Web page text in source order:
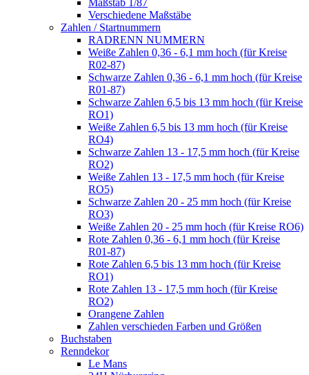
Maßstab 1/87
Verschiedene Maßstäbe
Zahlen / Startnummern
RADRENN NUMMERN
Weiße Zahlen 0,36 - 6,1 mm hoch (für Kreise
R02-87)
Schwarze Zahlen 0,36 - 6,1 mm hoch (für Kreise
R01-87)
Schwarze Zahlen 6,5 bis 13 mm hoch (für Kreise
RO1)
Weiße Zahlen 6,5 bis 13 mm hoch (für Kreise
RO4)
Schwarze Zahlen 13 - 17,5 mm hoch (für Kreise
RO2)
Weiße Zahlen 13 - 17,5 mm hoch (für Kreise
RO5)
Schwarze Zahlen 20 - 25 mm hoch (für Kreise
RO3)
Weiße Zahlen 20 - 25 mm hoch (für Kreise RO6)
Rote Zahlen 0,36 - 6,1 mm hoch (für Kreise
R01-87)
Rote Zahlen 6,5 bis 13 mm hoch (für Kreise
RO1)
Rote Zahlen 13 - 17,5 mm hoch (für Kreise
RO2)
Orangene Zahlen
Zahlen verschieden Farben und Größen
Buchstaben
Renndekor
Le Mans